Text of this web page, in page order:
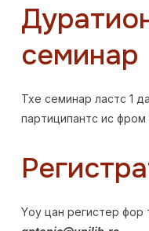
семинар
Тхе семинар ластс 1
партиципантс ис фром
Yоу цан регистер фор